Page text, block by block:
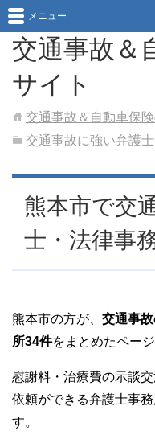
交通事故＆
サイト
メニュー
交通事故＆自動車保
交通事故に強い弁護
熊本市で交
士・法律事
熊本市の方が、 交通事
所34件をまとめたページ
慰謝料・治療費の示談
依頼ができる弁護士事
す。